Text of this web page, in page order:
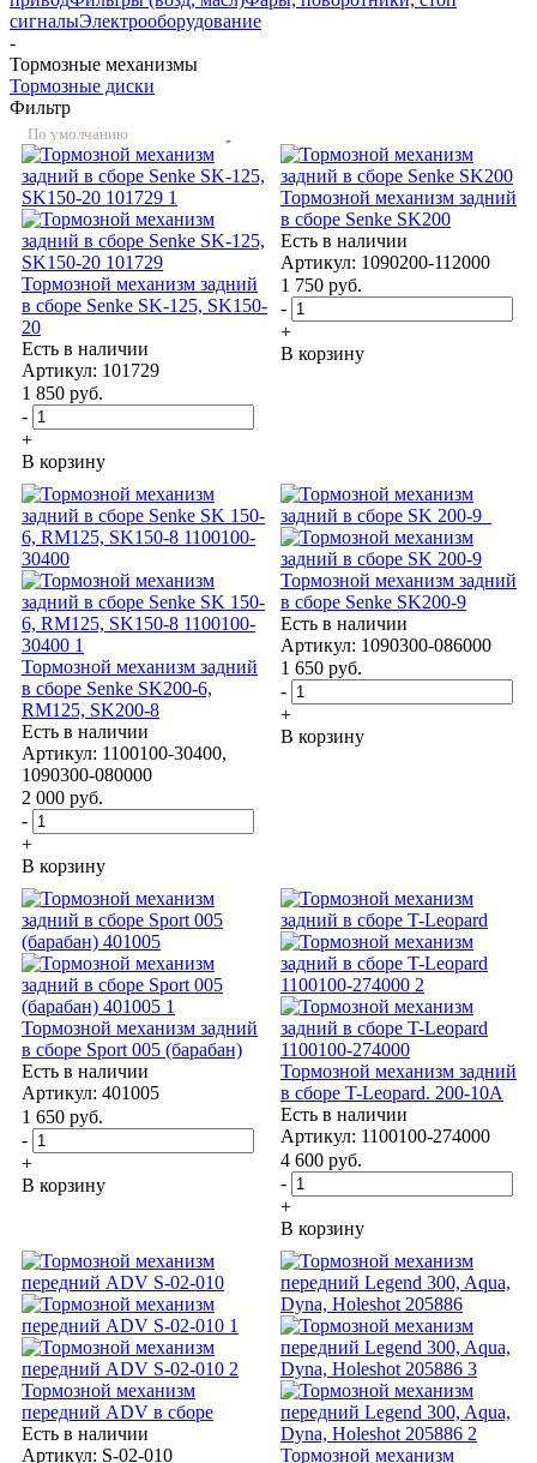
сигналыЭлектрооборудование
-
Тормозные механизмы
Тормозные диски
Фильтр
По умолчанию
Тормозной механизм задний
в сборе Senke SK-125, SK150-
20
Есть в наличии
Артикул: 101729
1 850 руб.
-
+
В корзину
Тормозной механизм задний
в сборе Senke SK200
Есть в наличии
Артикул: 1090200-112000
1 750 руб.
-
+
В корзину
Тормозной механизм задний
в сборе Senke SK200-6,
RM125, SK200-8
Есть в наличии
Артикул: 1100100-30400,
1090300-080000
2 000 руб.
-
+
В корзину
Тормозной механизм задний
в сборе Senke SK200-9
Есть в наличии
Артикул: 1090300-086000
1 650 руб.
-
+
В корзину
Тормозной механизм задний
в сборе Sport 005 (барабан)
Есть в наличии
Артикул: 401005
1 650 руб.
-
+
В корзину
Тормозной механизм задний
в сборе T-Leopard. 200-10A
Есть в наличии
Артикул: 1100100-274000
4 600 руб.
-
+
В корзину
Тормозной механизм
передний ADV в сборе
Есть в наличии
Артикул: S-02-010
Тормозной механизм